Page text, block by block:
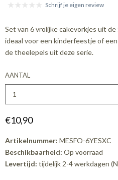
Schrijf je eigen review
Set van 6 vrolijke cakevorkjes uit
ideaal voor een kinderfeestje of
de theelepels uit deze serie.
AANTAL
€10,90
Artikelnummer: MESFO-6YESXC
Beschikbaarheid: Op voorraad
Levertijd: tijdelijk 2-4 werkdagen